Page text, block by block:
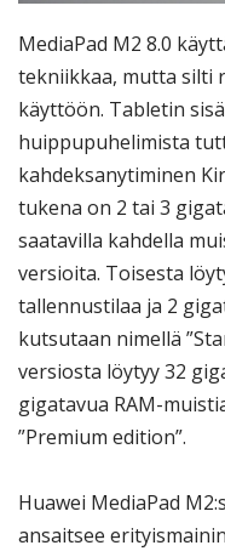
MediaPad M2 8.0
tekniikkaa, mutta silti
käyttöön. Tabletin
huippupuhelimista
kahdeksanytiminen
tukena on 2 tai 3
saatavilla kahdella
versioita. Toisesta
tallennustilaa ja 2
kutsutaan nimellä
versiosta löytyy 32
gigatavua RAM-
”Premium edition”.
Huawei MediaPad
ansaitsee